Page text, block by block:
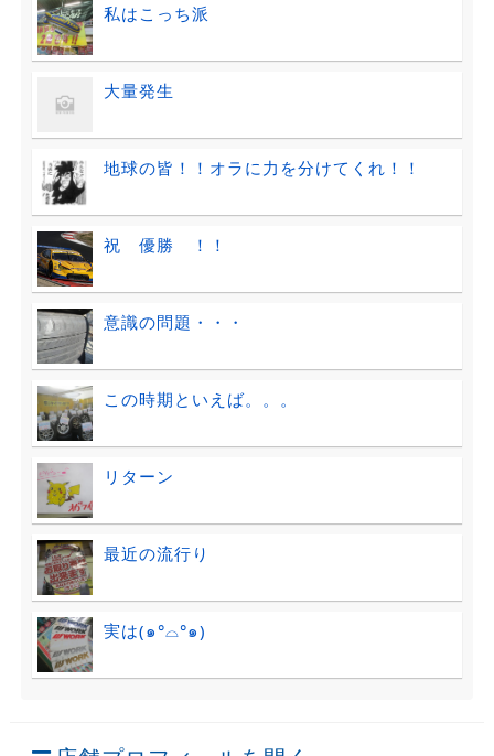
私はこっち派
大量発生
地球の皆！！オラに力を分けてくれ！！
祝 優勝 ！！
意識の問題・・・
この時期といえば。。。
リターン
最近の流行り
実は(๑°⌓°๑)